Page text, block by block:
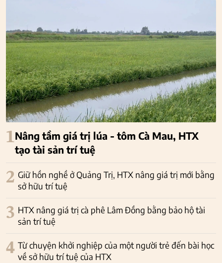
1Nâng tầm giá trị lúa - tôm Cà Mau, HTX
tạo tài sản trí tuệ
2 Giữ hồn nghề ở Quảng Trị, HTX nâng giá trị mới bằng
sở hữu trí tuệ
3 HTX nâng giá trị cà phê Lâm Đồng bằng bảo hộ tài
sản trí tuệ
4 Từ chuyện khởi nghiệp của một người trẻ đến bài học
về sở hữu trí tuệ của HTX